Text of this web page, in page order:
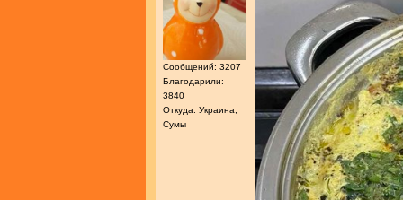
Сообщений: 3207
Благодарили:
3840
Откуда: Украина,
Сумы